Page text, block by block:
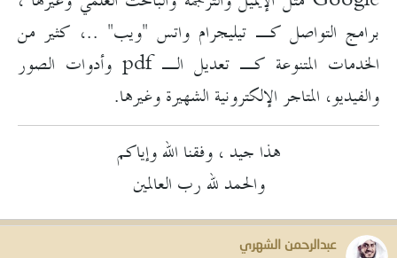
برامج التواصل كـ تيليجرام واتس "ويب" ..، كثير من
الخدمات المتنوعة كـ تعديل الـ pdf وأدوات الصور
والفيديو، المتاجر الإلكترونية الشهيرة وغيرها.
هذا جيد ، وفقنا الله وإياكم
والحمد لله رب العالمين
عبدالرحمن الشهري